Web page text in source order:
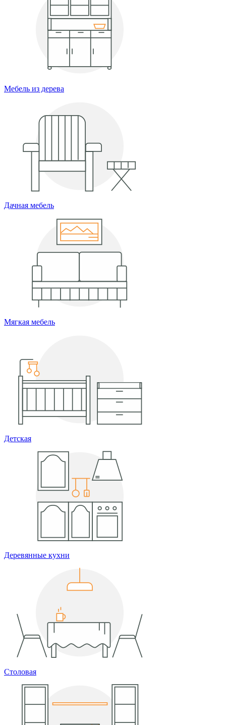
Мебель из дерева
Дачная мебель
Мягкая мебель
Детская
Деревянные кухни
Столовая